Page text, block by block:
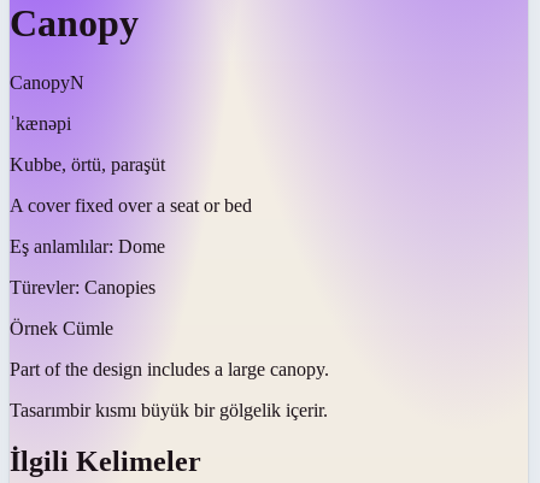
Canopy
CanopyN
ˈkænəpi
Kubbe, örtü, paraşüt
A cover fixed over a seat or bed
Eş anlamlılar: Dome
Türevler: Canopies
Örnek Cümle
Part of the design includes a large canopy.
Tasarımbir kısmı büyük bir gölgelik içerir.
İlgili Kelimeler